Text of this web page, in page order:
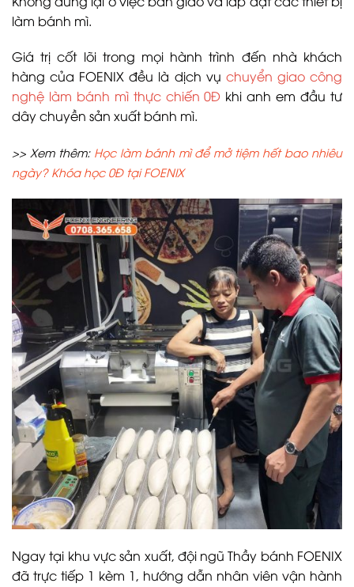
làm bánh mì.
Giá trị cốt lõi trong mọi hành trình đến nhà khách
hàng của FOENIX đều là dịch vụ chuyển giao công
nghệ làm bánh mì thực chiến 0Đ khi anh em đầu tư
dây chuyền sản xuất bánh mì.
>> Xem thêm: Học làm bánh mì để mở tiệm hết bao nhiêu
ngày? Khóa học 0Đ tại FOENIX
Ngay tại khu vực sản xuất, đội ngũ Thầy bánh FOENIX
đã trực tiếp 1 kèm 1, hướng dẫn nhân viên vận hành